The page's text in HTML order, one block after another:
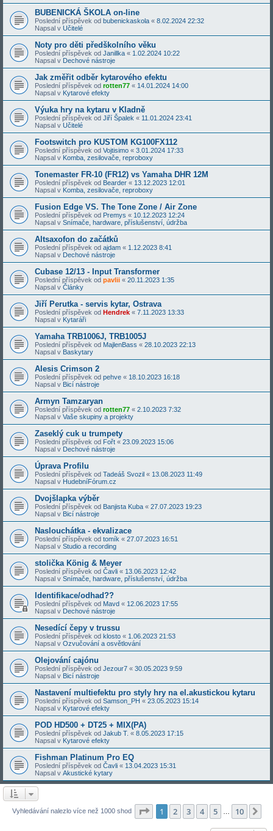
BUBENICKÁ ŠKOLA on-line
Poslední příspěvek od bubenickaskola « 8.02.2024 22:32
Napsal v Učitelé
Noty pro děti předškolního věku
Poslední příspěvek od Janillka « 1.02.2024 10:22
Napsal v Dechové nástroje
Jak změřit odběr kytarového efektu
Poslední příspěvek od rotten77 « 14.01.2024 14:00
Napsal v Kytarové efekty
Výuka hry na kytaru v Kladně
Poslední příspěvek od Jiří Špalek « 11.01.2024 23:41
Napsal v Učitelé
Footswitch pro KUSTOM KG100FX112
Poslední příspěvek od Vojtisimo « 3.01.2024 17:33
Napsal v Komba, zesilovače, reproboxy
Tonemaster FR-10 (FR12) vs Yamaha DHR 12M
Poslední příspěvek od Bearder « 13.12.2023 12:01
Napsal v Komba, zesilovače, reproboxy
Fusion Edge VS. The Tone Zone / Air Zone
Poslední příspěvek od Premys « 10.12.2023 12:24
Napsal v Snímače, hardware, příslušenství, údržba
Altsaxofon do začátků
Poslední příspěvek od ajdam « 1.12.2023 8:41
Napsal v Dechové nástroje
Cubase 12/13 - Input Transformer
Poslední příspěvek od pavlii « 20.11.2023 1:35
Napsal v Články
Jiří Perutka - servis kytar, Ostrava
Poslední příspěvek od Hendrek « 7.11.2023 13:33
Napsal v Kytaráři
Yamaha TRB1006J, TRB1005J
Poslední příspěvek od MajlenBass « 28.10.2023 22:13
Napsal v Baskytary
Alesis Crimson 2
Poslední příspěvek od pehve « 18.10.2023 16:18
Napsal v Bicí nástroje
Armyn Tamzaryan
Poslední příspěvek od rotten77 « 2.10.2023 7:32
Napsal v Vaše skupiny a projekty
Zaseklý cuk u trumpety
Poslední příspěvek od Fořt « 23.09.2023 15:06
Napsal v Dechové nástroje
Úprava Profilu
Poslední příspěvek od Tadeáš Svozil « 13.08.2023 11:49
Napsal v HudebníFórum.cz
Dvojšlapka výběr
Poslední příspěvek od Banjista Kuba « 27.07.2023 19:23
Napsal v Bicí nástroje
Naslouchátka - ekvalizace
Poslední příspěvek od tomík « 27.07.2023 16:51
Napsal v Studio a recording
stolička König & Meyer
Poslední příspěvek od Čavli « 13.06.2023 12:42
Napsal v Snímače, hardware, příslušenství, údržba
Identifikace/odhad??
Poslední příspěvek od Mavd « 12.06.2023 17:55
Napsal v Dechové nástroje
Nesedící čepy v trussu
Poslední příspěvek od klosto « 1.06.2023 21:53
Napsal v Ozvučování a osvětlování
Olejování cajónu
Poslední příspěvek od Jezour7 « 30.05.2023 9:59
Napsal v Bicí nástroje
Nastavení multiefektu pro styly hry na el.akustickou kytaru
Poslední příspěvek od Samson_PH « 23.05.2023 15:14
Napsal v Kytarové efekty
POD HD500 + DT25 + MIX(PA)
Poslední příspěvek od Jakub T. « 8.05.2023 17:15
Napsal v Kytarové efekty
Fishman Platinum Pro EQ
Poslední příspěvek od Čavli « 13.04.2023 15:31
Napsal v Akustické kytary
Vyhledávání nalezlo více než 1000 shod Stránka z 10
1 2 3 4 5 10